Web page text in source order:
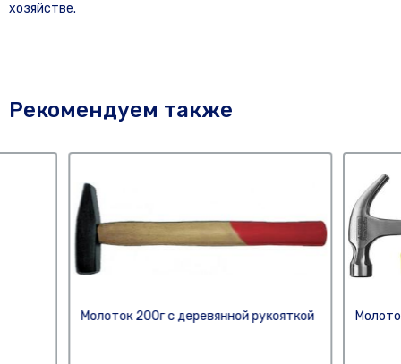
хозяйстве.
Рекомендуем также
Молоток 200г с деревянной рукояткой